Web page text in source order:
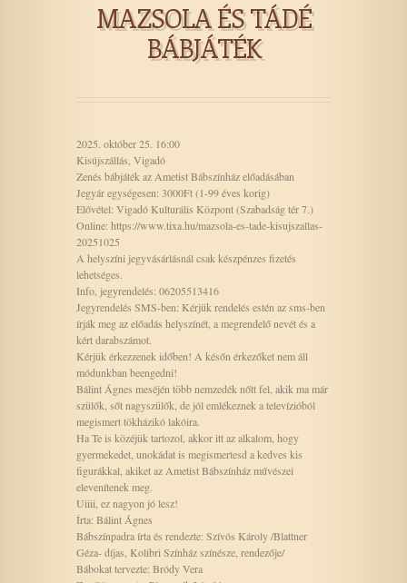
MAZSOLA ÉS TÁDÉ
BÁBJÁTÉK
2025. október 25. 16:00
Kisújszállás, Vigadó
Zenés bábjáték az Ametist Bábszínház előadásában
Jegyár egységesen: 3000Ft (1-99 éves korig)
Elővétel: Vigadó Kulturális Központ (Szabadság tér 7.)
Online: https://www.tixa.hu/mazsola-es-tade-kisujszallas-
20251025
A helyszíni jegyvásárlásnál csak készpénzes fizetés
lehetséges.
Info, jegyrendelés: 06205513416
Jegyrendelés SMS-ben: Kérjük rendelés estén az sms-ben
írják meg az előadás helyszínét, a megrendelő nevét és a
kért darabszámot.
Kérjük érkezzenek időben! A későn érkezőket nem áll
módunkban beengedni!
Bálint Ágnes meséjén több nemzedék nőtt fel, akik ma már
szülők, sőt nagyszülők, de jól emlékeznek a televízióból
megismert tökházikó lakóira.
Ha Te is közéjük tartozol, akkor itt az alkalom, hogy
gyermekedet, unokádat is megismertesd a kedves kis
figurákkal, akiket az Ametist Bábszínház művészei
elevenítenek meg.
Uiiii, ez nagyon jó lesz!
Írta: Bálint Ágnes
Bábszínpadra írta és rendezte: Szívós Károly /Blattner
Géza- díjas, Kolibri Színház színésze, rendezője/
Bábokat tervezte: Bródy Vera